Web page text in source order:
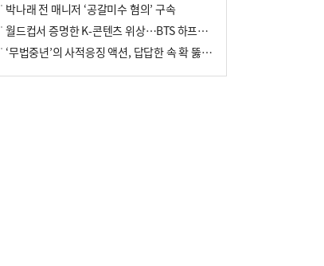
박나래 전 매니저 ‘공갈미수 혐의’ 구속
월드컵서 증명한 K-콘텐츠 위상…BTS 하프타임쇼·정호연 트로피 세리머니
‘무법중년’의 사적응징 액션, 답답한 속 확 뚫어주네